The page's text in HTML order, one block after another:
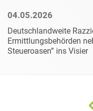
04.05.2026
Deutschlandweite
Ermittlungsbehörden
Steueroasen” ins Visier